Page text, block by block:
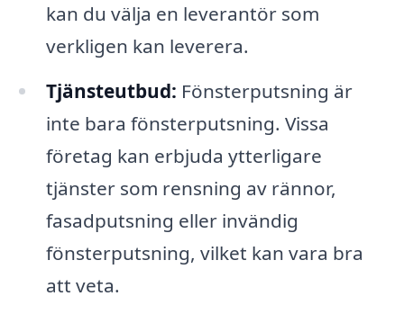
kan du välja en leverantör som
verkligen kan leverera.
Tjänsteutbud: Fönsterputsning är
inte bara fönsterputsning. Vissa
företag kan erbjuda ytterligare
tjänster som rensning av rännor,
fasadputsning eller invändig
fönsterputsning, vilket kan vara bra
att veta.